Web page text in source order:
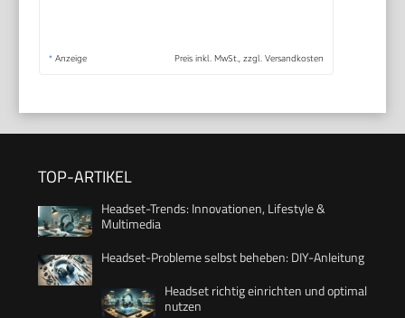
* Anzeige Preis inkl. MwSt., zzgl. Versandkosten
TOP-ARTIKEL
Headset-Trends: Innovationen, Lifestyle &
Multimedia
Headset-Probleme selbst beheben: DIY-Anleitung
Headset richtig einrichten und optimal
nutzen